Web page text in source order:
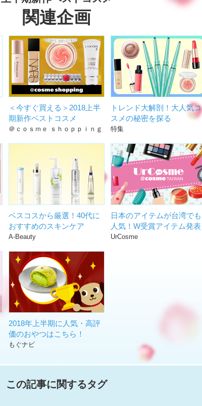
関連企画
＜今すぐ買える＞2018上半
期新作ベストコスメ
＠ｃｏｓｍｅ ｓｈｏｐｐｉｎｇ
トレンド大解剖！大人気コ
スメの秘密を探る
特集
ベスコスから厳選！40代に
おすすめのスキンケア
A-Beauty
日本のアイテムが台湾でも
人気！W受賞アイテム発表
UrCosme
2018年上半期に人気・高評
価のおやつはこちら！
もぐナビ
この記事に関するタグ